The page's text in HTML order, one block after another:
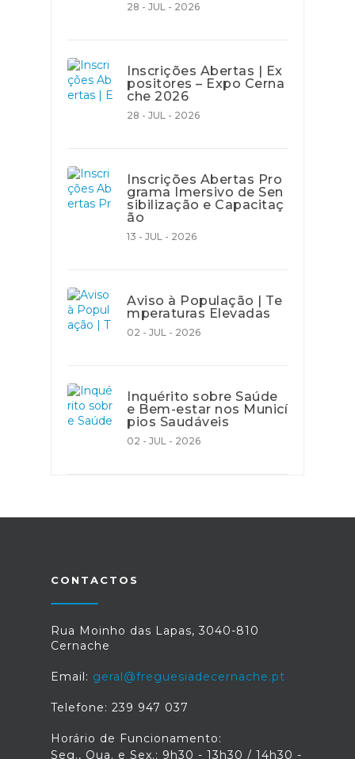
28 - JUL - 2026
Inscrições Abertas | Ex
positores – Expo Cerna
che 2026
28 - JUL - 2026
Inscrições Abertas Pro
grama Imersivo de Sen
sibilização e Capacitaç
ão
13 - JUL - 2026
Aviso à População | Te
mperaturas Elevadas
02 - JUL - 2026
Inquérito sobre Saúde
e Bem-estar nos Municí
pios Saudáveis
02 - JUL - 2026
CONTACTOS
Rua Moinho das Lapas, 3040-810
Cernache
Email: geral@freguesiadecernache.pt
Telefone: 239 947 037
Horário de Funcionamento:
Seg., Qua. e Sex.: 9h30 - 13h30 / 14h30 -